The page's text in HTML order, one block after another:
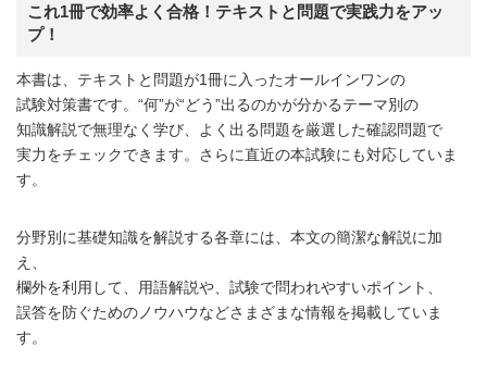
これ1冊で効率よく合格！テキストと問題で実践力をアッ
プ！
本書は、テキストと問題が1冊に入ったオールインワンの
試験対策書です。“何”が“どう”出るのかが分かるテーマ別の
知識解説で無理なく学び、よく出る問題を厳選した確認問題で
実力をチェックできます。さらに直近の本試験にも対応していま
す。
分野別に基礎知識を解説する各章には、本文の簡潔な解説に加
え、
欄外を利用して、用語解説や、試験で問われやすいポイント、
誤答を防ぐためのノウハウなどさまざまな情報を掲載していま
す。